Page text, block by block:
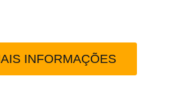
INFORMAÇÕES